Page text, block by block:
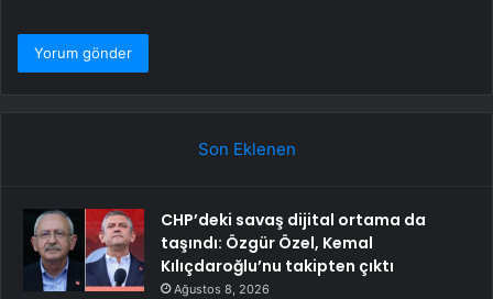
Son Eklenen
CHP’deki savaş dijital ortama da
taşındı: Özgür Özel, Kemal
Kılıçdaroğlu’nu takipten çıktı
Ağustos 8, 2026